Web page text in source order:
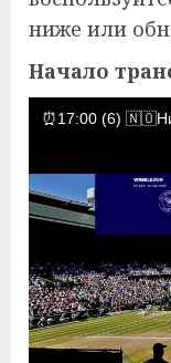
ниже или
Начало